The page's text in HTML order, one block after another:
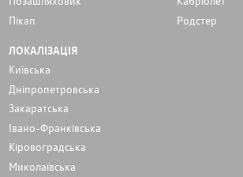
Пікап
Родстер
ЛОКАЛІЗАЦІЯ
Київська
Дніпропетровська
Закаратська
Івано-Франківська
Кіровоградська
Миколаївська